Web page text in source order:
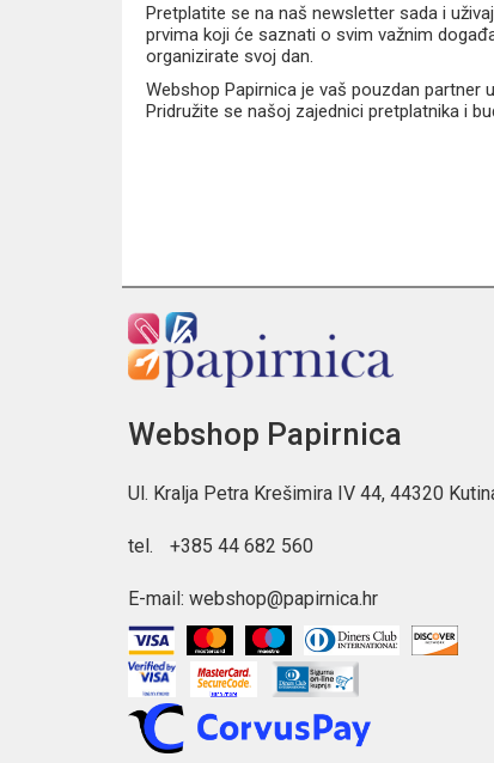
Pretplatite se na naš newsletter sada i
prvima koji će saznati o svim važnim
organizirate svoj dan.
Webshop Papirnica je vaš pouzdan partner
Pridružite se našoj zajednici pretplatnika i
Webshop Papirnica
Ul. Kralja Petra Krešimira IV 44, 44320
tel. +385 44 682 560
E-mail: webshop@papirnica.hr